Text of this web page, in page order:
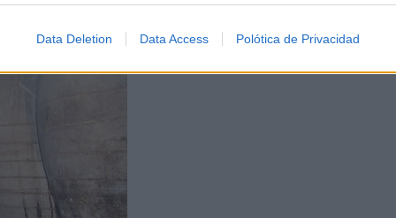
Data Deletion Data Access Polótica de Privacidad